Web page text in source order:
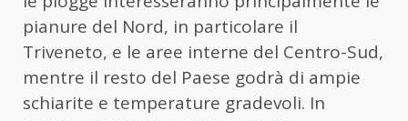
pianure del Nord, in particolare il
Triveneto, e le aree interne del Centro-Sud,
mentre il resto del Paese godrà di ampie
schiarite e temperature gradevoli. In